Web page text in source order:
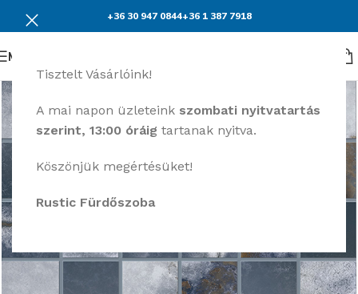
Tisztelt Vásárlóink!
A mai napon üzleteink szombati nyitvatartás
szerint, 13:00 óráig tartanak nyitva.
Köszönjük megértésüket!
Rustic Fürdőszoba
+36 30 947 0844+36 1 387 7918
Menü